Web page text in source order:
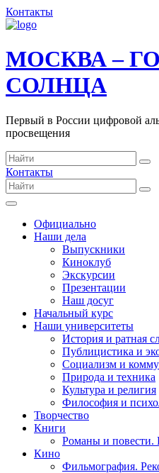
Контакты
МОСКВА –
СОЛНЦА
Первый в России цифровой
просвещения
Контакты
Официально
Наши дела
Выпускники
Киноклуб
Экскурсии
Презентации
Наш досуг
Начальный курс
Наши университеты
История и ратная
Публицистика и
Социализм и
Природа и техника
Культура и религия
Философия и
Творчество
Книги
Романы и повести.
Кино
Фильмография.